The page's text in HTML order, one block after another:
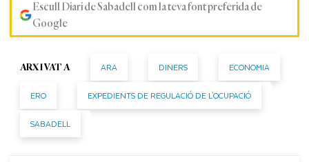
Escull Diari de Sabadell com la teva font preferida de
Google
ARXIVAT A ARA DINERS ECONOMIA
ERO EXPEDIENTS DE REGULACIÓ DE L'OCUPACIÓ
SABADELL